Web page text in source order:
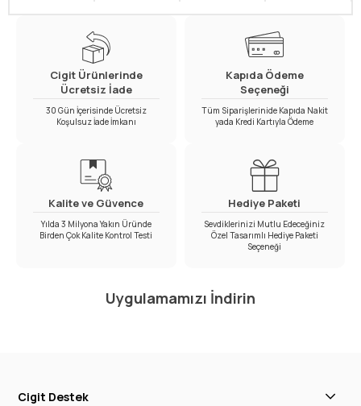
Cigit Ürünlerinde
Ücretsiz İade
30 Gün İçerisinde Ücretsiz
Koşulsuz İade İmkanı
Kapıda Ödeme
Seçeneği
Tüm Siparişlerinide Kapıda Nakit
yada Kredi Kartıyla Ödeme
Kalite ve Güvence
Yılda 3 Milyona Yakın Üründe
Birden Çok Kalite Kontrol Testi
Hediye Paketi
Sevdiklerinizi Mutlu Edeceğiniz
Özel Tasarımlı Hediye Paketi
Seçeneği
Uygulamamızı İndirin
Cigit Destek